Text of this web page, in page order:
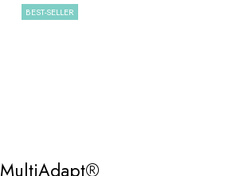
BEST-SELLER
MultiAdapt®